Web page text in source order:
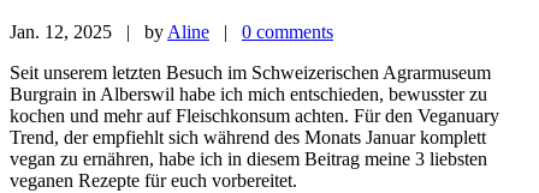
Jan. 12, 2025 | byAline | 0 comments
Seit unserem letzten Besuch im Schweizerischen Agrarmuseum
Burgrain in Alberswil habe ich mich entschieden, bewusster zu
kochen und mehr auf Fleischkonsum achten. Für den Veganuary
Trend, der empfiehlt sich während des Monats Januar komplett
vegan zu ernähren, habe ich in diesem Beitrag meine 3 liebsten
veganen Rezepte für euch vorbereitet.